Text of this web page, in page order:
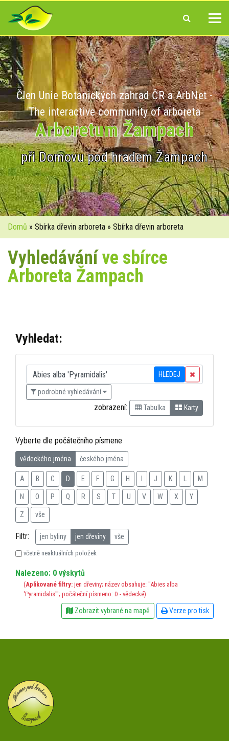
Člen Unie Botanických zahrad ČR a ArbNet -
The interactive community of arboreta
Arboretum Žampach
při Domovu pod hradem Žampach
Domů » Sbírka dřevin arboreta » Sbírka dřevin arboreta
Vyhledáváníve sbírce
Arboreta Žampach
Vyhledat:
HLEDEJ
podrobné vyhledávání
zobrazení: Tabulka Karty
Vyberte dle počátečního písmene
vědeckého jména českého jména
A B C D E F G H J K M
N O P Q R S T U V W X Y
Z vše
Filtr: jen byliny jen dřeviny vše
včetně neaktuálních položek
Nalezeno: 0 výskytů
(Aplikované filtry: jen dřeviny; název obsahuje: "Abies alba
'Pyramidalis'"; počáteční písmeno: D - vědecké)
Zobrazit vybrané na mapě Verze pro tisk